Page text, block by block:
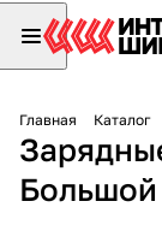
Главная Каталог